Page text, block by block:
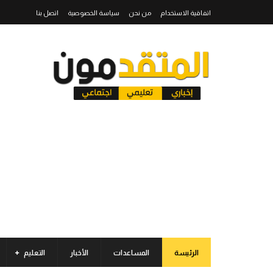
اتفاقية الاستخدام من نحن سياسة الخصوصية اتصل بنا
الرئيسة المساعدات الأخبار التعليم